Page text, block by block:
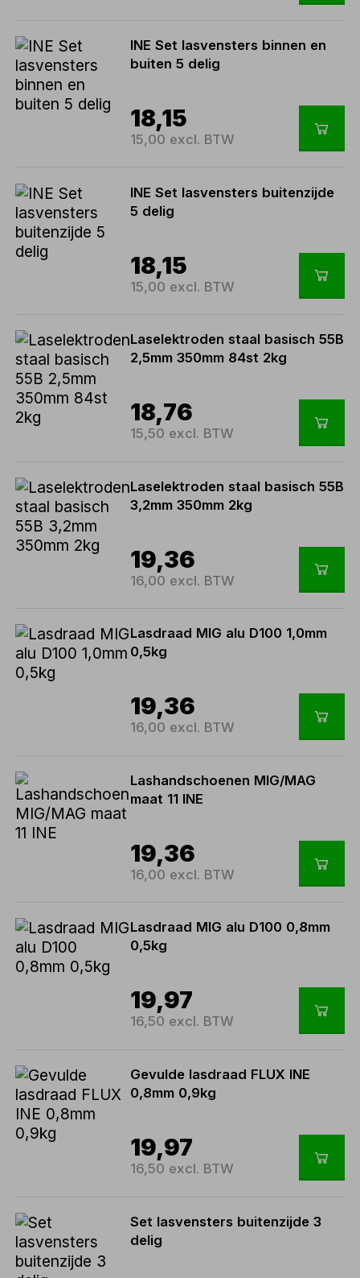
INE Set lasvensters binnen en
buiten 5 delig
18,15
15,00 excl. BTW
INE Set lasvensters buitenzijde
5 delig
18,15
15,00 excl. BTW
Laselektroden staal basisch 55B
2,5mm 350mm 84st 2kg
18,76
15,50 excl. BTW
Laselektroden staal basisch 55B
3,2mm 350mm 2kg
19,36
16,00 excl. BTW
Lasdraad MIG alu D100 1,0mm
0,5kg
19,36
16,00 excl. BTW
Lashandschoenen MIG/MAG
maat 11 INE
19,36
16,00 excl. BTW
Lasdraad MIG alu D100 0,8mm
0,5kg
19,97
16,50 excl. BTW
Gevulde lasdraad FLUX INE
0,8mm 0,9kg
19,97
16,50 excl. BTW
Set lasvensters buitenzijde 3
delig